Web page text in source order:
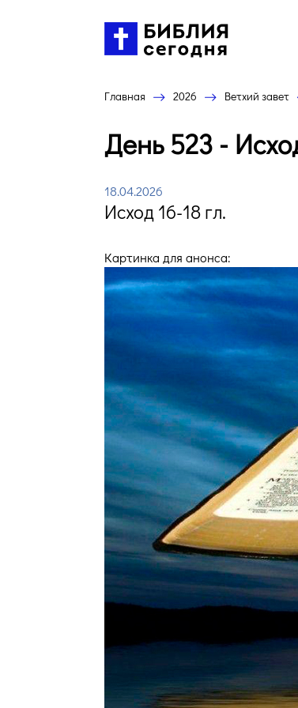
Главная 2026 Ветхий завет
День 523 -
18.04.2026
Исход 16-18 гл.
Картинка для анонса: